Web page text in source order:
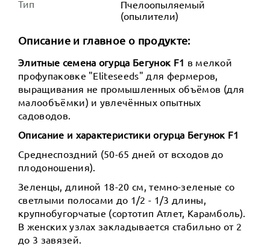
Тип
Пчелоопыляемый
(опылители)
Описание и главное о продукте:
Элитные семена огурца Бегунок F1 в мелкой
профупаковке "Eliteseeds" для фермеров,
выращивания не промышленных объёмов (для
малообъёмки) и увлечённых опытных
садоводов.
Описание и характеристики огурца Бегунок F1
Среднеспоздний (50-65 дней от всходов до
плодоношения).
Зеленцы, длиной 18-20 см, темно-зеленые со
светлыми полосами до 1/2 - 1/3 длины,
крупнобугорчатые (сортотип Атлет, Карамболь).
В женских узлах закладывается стабильно от 2
до 3 завязей.